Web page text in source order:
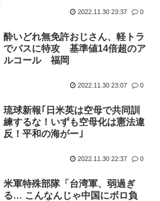
2022.11.30 23:37 0
酔いどれ無免許おじさん、軽トラ
でバスに特攻 基準値14倍超のア
ルコール 福岡
2022.11.30 23:07 0
琉球新報｢日米英は空母で共同訓
練するな！いずも空母化は憲法違
反！平和の海がー｣
2022.11.30 22:37 0
米軍特殊部隊「台湾軍、弱過ぎ
る… こんなんじゃ中国にボロ負